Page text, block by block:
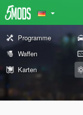
Programme
Waffen
Karten